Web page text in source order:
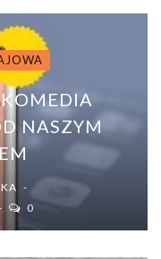
NASZYM
0